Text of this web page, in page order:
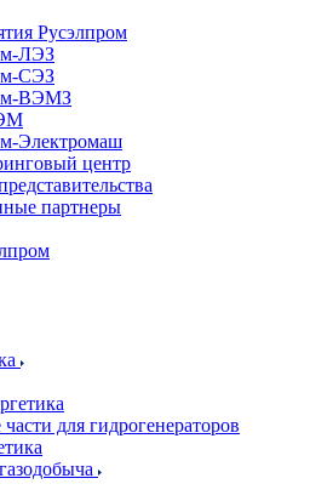
Русэлпром
ЛЭЗ
СЭЗ
ВЭМЗ
Электромаш
центр
партнеры
для гидрогенераторов